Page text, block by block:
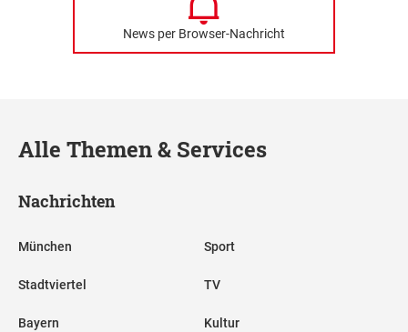
News per Browser-Nachricht
Alle Themen & Services
Nachrichten
München
Stadtviertel
Bayern
Sport
TV
Kultur